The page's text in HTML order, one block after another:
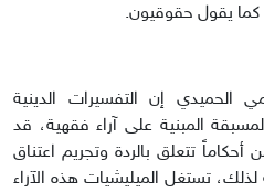
كما يقول حقوقيون.
الحميدي إن التفسيرات الدينية
المسبقة المبنية على آراء فقهية، قد
تتعلق بالردة وتجريم اعتناق
لذلك، تستغل الميليشيات هذه الآراء